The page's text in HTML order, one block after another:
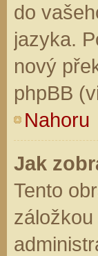
do
jazyka.
nový
phpBB
Nahoru
Jak
Tento